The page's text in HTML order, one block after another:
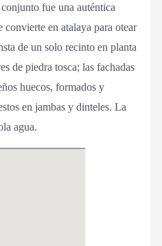
fue una auténtica
convierte en atalaya para otear
de un solo recinto en planta
de piedra tosca; las fachadas
huecos, formados y
en jambas y dinteles. La
agua.